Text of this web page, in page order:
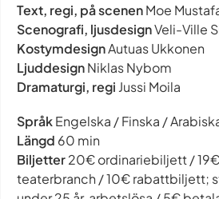
Text, regi, på scenenMoe
Scenografi, ljusdesignVeli-Ville
KostymdesignAutuas Ukkonen
LjuddesignNiklas Nybom
Dramaturgi, regi Jussi Moila
SpråkEngelska / Finska /
Längd 60 min
Biljetter20€ ordinariebiljett /
teaterbranch / 10€ rabattbiljett;